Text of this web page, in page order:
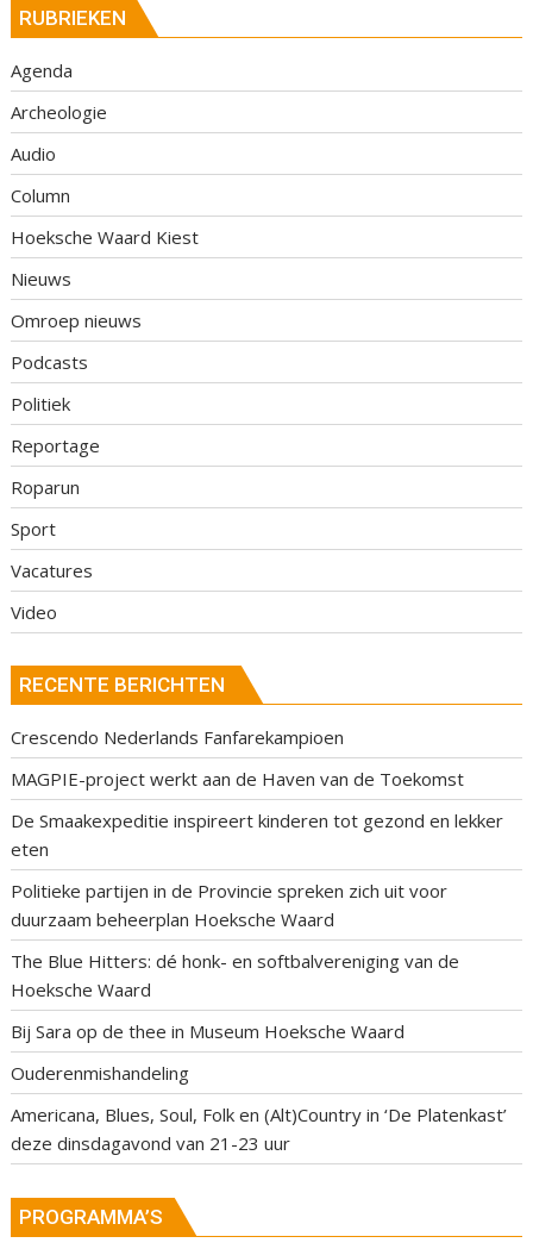
RUBRIEKEN
Agenda
Archeologie
Audio
Column
Hoeksche Waard Kiest
Nieuws
Omroep nieuws
Podcasts
Politiek
Reportage
Roparun
Sport
Vacatures
Video
RECENTE BERICHTEN
Crescendo Nederlands Fanfarekampioen
MAGPIE-project werkt aan de Haven van de Toekomst
De Smaakexpeditie inspireert kinderen tot gezond en lekker
eten
Politieke partijen in de Provincie spreken zich uit voor
duurzaam beheerplan Hoeksche Waard
The Blue Hitters: dé honk- en softbalvereniging van de
Hoeksche Waard
Bij Sara op de thee in Museum Hoeksche Waard
Ouderenmishandeling
Americana, Blues, Soul, Folk en (Alt)Country in ‘De Platenkast’
deze dinsdagavond van 21-23 uur
PROGRAMMA’S